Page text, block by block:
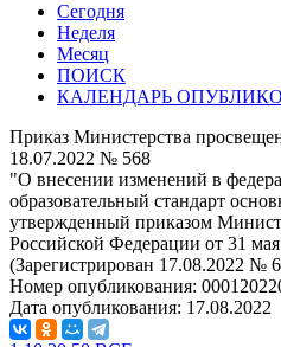
Сегодня
Неделя
Месяц
ПОИСК
КАЛЕНДАРЬ
Приказ Министерства
18.07.2022 № 568
"О внесении изменений в
образовательный стандарт
утвержденный приказом
Российской Федерации от 31
(Зарегистрирован 17.08.2022 №
Номер опубликования:
Дата опубликования: 17.08.2022